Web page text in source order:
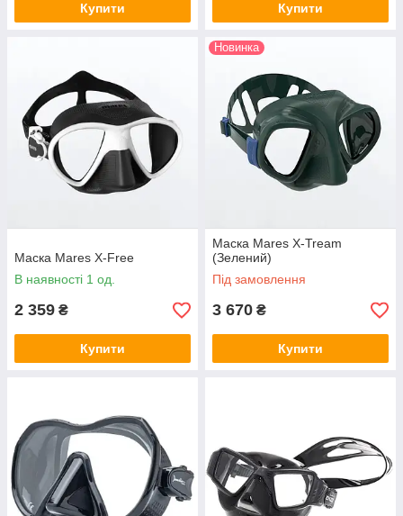
Купити Купити
Маска Mares X-Free
В наявності 1 од.
2 359 ₴
Купити
Новинка
Маска Mares X-Tream
(Зелений)
Під замовлення
3 670 ₴
Купити